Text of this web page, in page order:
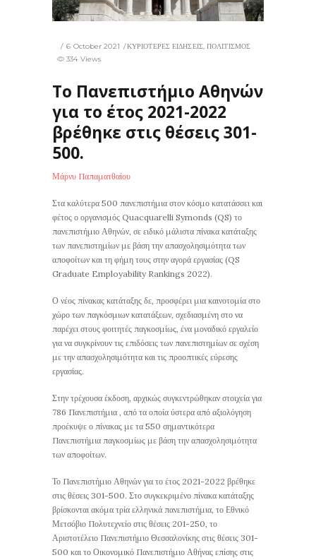
6 October 2021 ΚΥΡΙΟΤΕΡΕΣ ΕΙΔΗΣΕΙΣ,ΠΟΛΙΤΙΣΜΟΣ
334 Views
Το Πανεπιστήμιο Αθηνών
για το έτος 2021-2022
βρέθηκε στις θέσεις 301-
500.
Μάρνυ Παπαματθαίου
Στα καλύτερα 500 πανεπιστήμια στον κόσμο κατατάσσει και
φέτος ο οργανισμός Quacquarelli Symonds (QS) το
πανεπιστήμιο Αθηνών, σε ειδικό μάλιστα πίνακα κατάταξης
των πανεπιστημίων με βάση την απασχολησιμότητα των
αποφοίτων και τη φήμη τους στην αγορά εργασίας (QS
Graduate Employability Rankings 2022).
Ο νέος πίνακας κατάταξης δε, προσφέρει μια καινοτομία στο
χώρο των παγκόσμιων κατατάξεων, σχεδιασμένη στο να
παρέχει στους φοιτητές παγκοσμίως, ένα μοναδικό εργαλείο
για να συγκρίνουν τις επιδόσεις των πανεπιστημίων σε σχέση
με την απασχολησιμότητα και τις προοπτικές εύρεσης
εργασίας.
Στην τρέχουσα έκδοση, αρχικώς συγκεντρώθηκαν στοιχεία για
786 Πανεπιστήμια , από τα οποία ύστερα από αξιολόγηση
προέκυψε ο πίνακας με τα 550 σημαντικότερα
Πανεπιστήμια παγκοσμίως με βάση την απασχολησιμότητα
των αποφοίτων.
Το Πανεπιστήμιο Αθηνών για το έτος 2021-2022 βρέθηκε
στις θέσεις 301-500. Στο συγκεκριμένο πίνακα κατάταξης
βρίσκονται ακόμα τρία ελληνικά πανεπιστήμια, το Εθνικό
Μετσόβιο Πολυτεχνείο στις θέσεις 201-250, το
Αριστοτέλειο Πανεπιστήμιο Θεσσαλονίκης στις θέσεις 301-
500 και το Οικονομικό Πανεπιστήμιο Αθήνας επίσης στις